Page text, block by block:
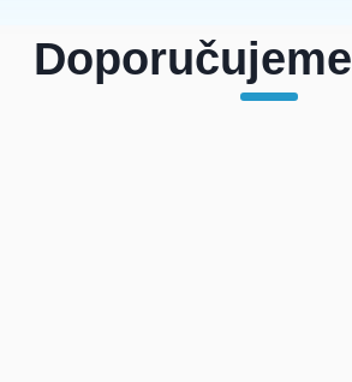
Doporučujeme